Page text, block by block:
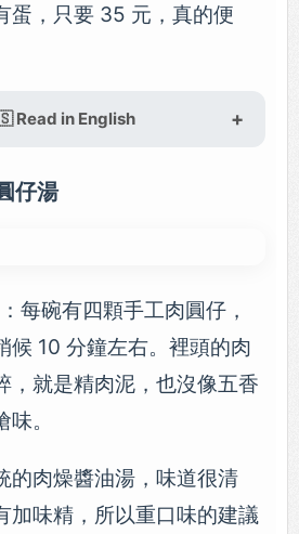
蛋，只要 35 元，真的便
Read in English
仔湯
：每碗有四顆手工肉圓仔，
候 10 分鐘左右。裡頭的肉
，就是精肉泥，也沒像五香
。
的肉燥醬油湯，味道很清
加味精，所以重口味的建議